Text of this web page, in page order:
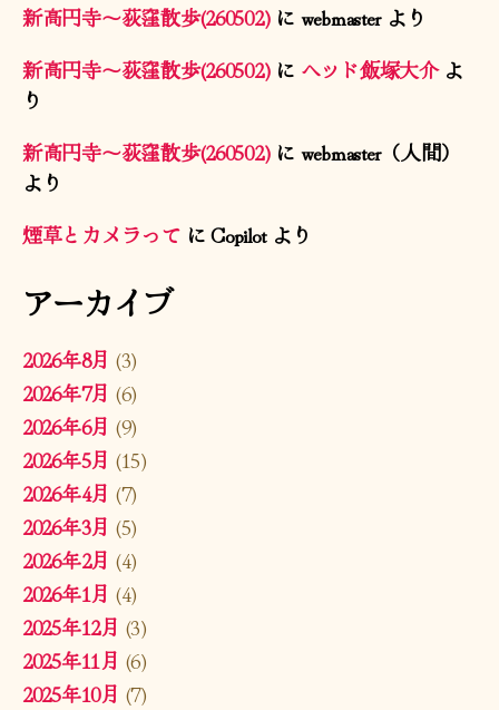
新高円寺〜荻窪散歩(260502)に webmasterより
新高円寺〜荻窪散歩(260502)に ヘッド飯塚大介よ
り
新高円寺〜荻窪散歩(260502)に webmaster（人間）
より
煙草とカメラってにCopilotより
アーカイブ
2026年8月 (3)
2026年7月 (6)
2026年6月 (9)
2026年5月 (15)
2026年4月 (7)
2026年3月 (5)
2026年2月 (4)
2026年1月 (4)
2025年12月 (3)
2025年11月 (6)
2025年10月 (7)